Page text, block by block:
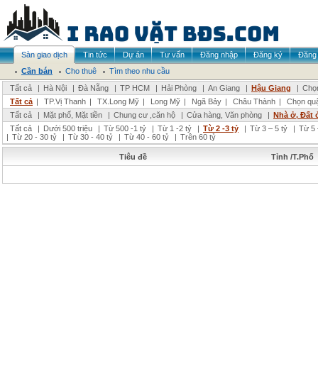
Sàn giao dịch Tin tức Dự án Tư vấn Đăng nhập Đăng ký
Đăng
Cần bán
Cho thuê
Tìm theo nhu cầu
Tất cả
| Hà Nội | Đà Nẵng | TP HCM | Hải Phòng | An Giang | Hậu Giang |
Tất cả | TP.Vị Thanh | TX.Long Mỹ | Long Mỹ | Ngã Bảy | Châu Thành |
Chọn
Tất cả
| Mặt phố, Mặt tiền | Chung cư ,căn hộ | Cửa hàng, Văn phòng | Nhà ở, Đất
Tất cả
| Dưới 500 triệu | Từ 500 -1 tỷ | Từ 1 -2 tỷ | Từ 2 -3 tỷ | Từ 3 – 5 tỷ | Từ 5
| Từ 20 - 30 tỷ | Từ 30 - 40 tỷ | Từ 40 - 60 tỷ | Trên 60 tỷ
Tiêu đề Tỉnh /T.Phố